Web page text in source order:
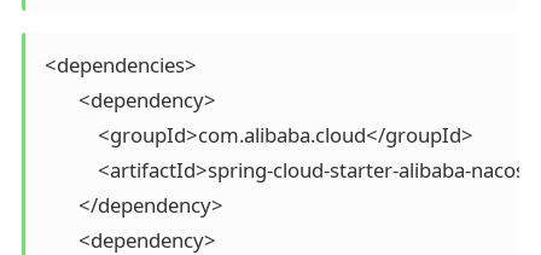
<dependencies>
        <dependency>
            <groupId>com.alibaba.cloud</groupId>
<artifactId>spring-cloud-starter-alibaba-
        </dependency>
        <dependency>